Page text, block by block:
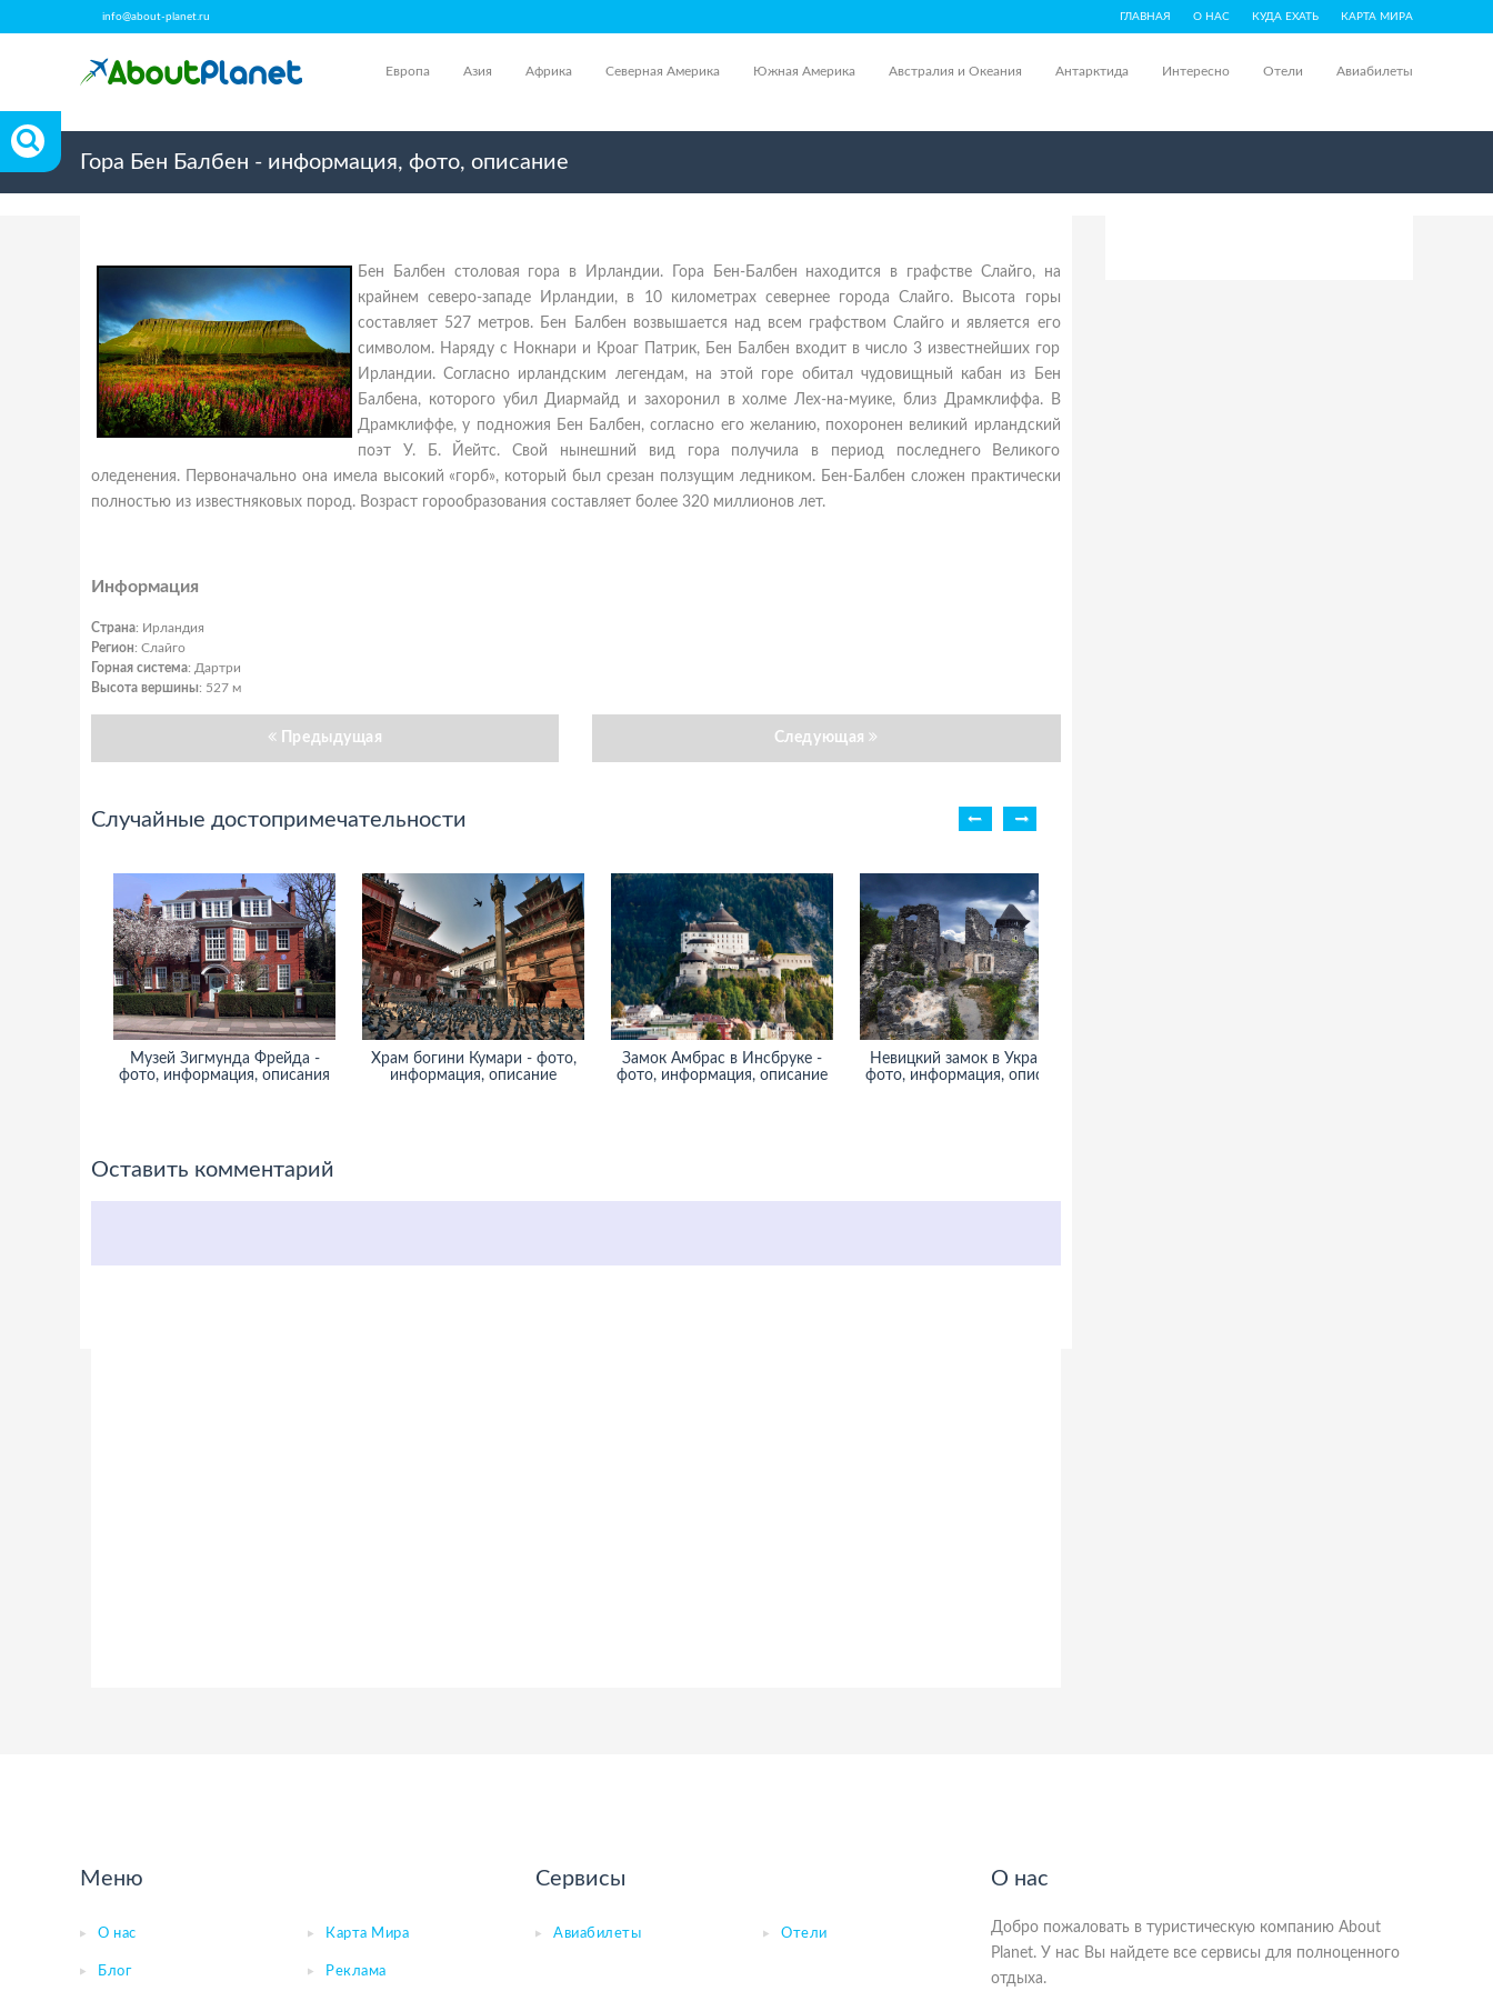
info@about-planet.ru ГЛАВНАЯ О НАС КУДА ЕХАТЬ КАРТА МИРА
Европа Азия Африка Северная Америка Южная Америка Австралия и Океания Антарктида Интересно Отели Авиабилеты
Гора Бен Балбен - информация, фото, описание
Бен Балбен столовая гора в Ирландии. Гора Бен-Балбен находится в графстве Слайго, на
крайнем северо-западе Ирландии, в 10 километрах севернее города Слайго. Высота горы
составляет 527 метров. Бен Балбен возвышается над всем графством Слайго и является его
символом. Наряду с Нокнари и Кроаг Патрик, Бен Балбен входит в число 3 известнейших гор
Ирландии. Согласно ирландским легендам, на этой горе обитал чудовищный кабан из Бен
Балбена, которого убил Диармайд и захоронил в холме Лех-на-муике, близ Драмклиффа. В
Драмклиффе, у подножия Бен Балбен, согласно его желанию, похоронен великий ирландский
поэт У. Б. Йейтс. Свой нынешний вид гора получила в период последнего Великого
оледенения. Первоначально она имела высокий «горб», который был срезан ползущим ледником. Бен-Балбен сложен практически
полностью из известняковых пород. Возраст горообразования составляет более 320 миллионов лет.
Информация
Страна: Ирландия
Регион: Слайго
Горная система: Дартри
Высота вершины: 527 м
Предыдущая Следующая
Случайные достопримечательности
Музей Зигмунда Фрейда -
фото, информация, описания
Храм богини Кумари - фото,
информация, описание
Замок Амбрас в Инсбруке -
фото, информация, описание
Невицкий замок в Украине -
фото, информация, описание
Оставить комментарий
Меню
О нас Карта Мира
Блог Реклама
Сервисы
Авиабилеты Отели
О нас
Добро пожаловать в туристическую компанию About
Planet. У нас Вы найдете все сервисы для полноценного
отдыха.